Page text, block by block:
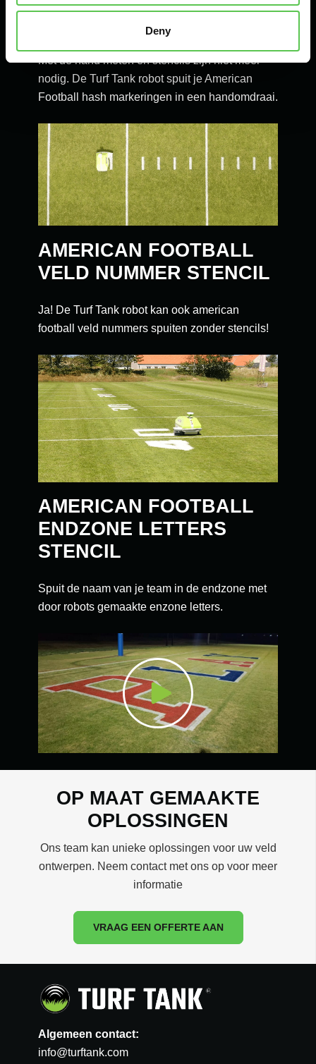
Deny
Met de hand meten en stencils zijn niet meer
nodig. De Turf Tank robot spuit je American
Football hash markeringen in een handomdraai.
AMERICAN FOOTBALL
VELD NUMMER STENCIL
Ja! De Turf Tank robot kan ook american
football veld nummers spuiten zonder stencils!
AMERICAN FOOTBALL
ENDZONE LETTERS
STENCIL
Spuit de naam van je team in de endzone met
door robots gemaakte enzone letters.
OP MAAT GEMAAKTE
OPLOSSINGEN
Ons team kan unieke oplossingen voor uw veld
ontwerpen. Neem contact met ons op voor meer
informatie
VRAAG EEN OFFERTE AAN
Algemeen contact:
info@turftank.com